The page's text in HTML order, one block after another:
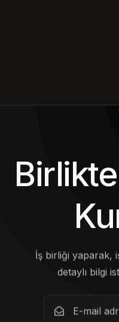
İş birliği yaparak,
detaylı bilgi